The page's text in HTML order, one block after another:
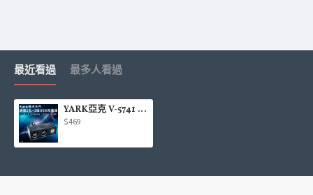
最近看過 最多人看過
YARK亞克 V-5741 極光系列-直插可調雙孔+雙USB插座
$469